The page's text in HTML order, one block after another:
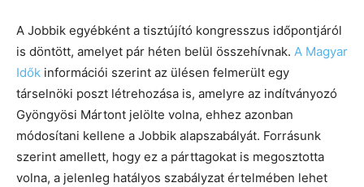
A Jobbik egyébként a tisztújító kongresszus időpontjáról
is döntött, amelyet pár héten belül összehívnak. A Magyar
Idők információi szerint az ülésen felmerült egy
társelnöki poszt létrehozása is, amelyre az indítványozó
Gyöngyösi Mártont jelölte volna, ehhez azonban
módosítani kellene a Jobbik alapszabályát. Forrásunk
szerint amellett, hogy ez a párttagokat is megosztotta
volna, a jelenleg hatályos szabályzat értelmében lehet